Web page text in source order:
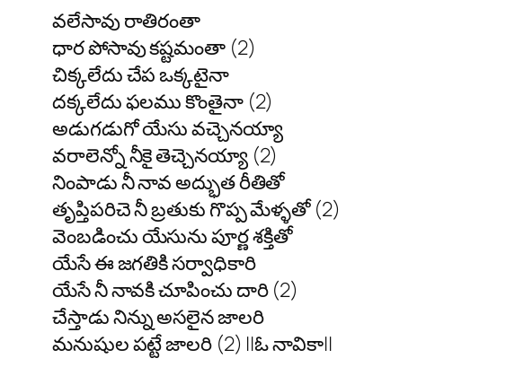
వలేసావు రాతిరంతా
ధార పోసావు కష్టమంతా (2)
చిక్కలేదు చేప ఒక్కటైనా
దక్కలేదు ఫలము కొంతైనా (2)
అడుగడుగో యేసు వచ్చెనయ్యా
వరాలెన్నో నీకై తెచ్చెనయ్యా (2)
నింపాడు నీ నావ అద్భుత రీతితో
తృప్తిపరిచె నీ బ్రతుకు గొప్ప మేళ్ళతో (2)
వెంబడించు యేసును పూర్ణ శక్తితో
యేసే ఈ జగతికి సర్వాధికారి
యేసే నీ నావకి చూపించు దారి (2)
చేస్తాడు నిన్ను అసలైన జాలరి
మనుషుల పట్టే జాలరి (2) ||ఓ నావికా||